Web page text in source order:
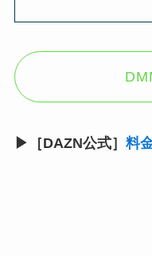
▶［DAZN公式］ 料